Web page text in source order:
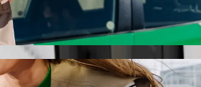
З Bolt ця поїздка займе близько 7